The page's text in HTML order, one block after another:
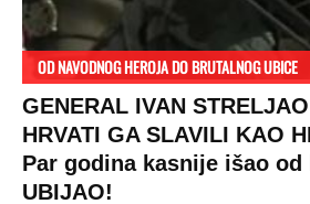
OD NAVODNOG HEROJA DO BRUTALNOG UBICE
GENERAL IVAN
HRVATI GA SLAVILI KAO
Par godina kasnije išao od
UBIJAO!